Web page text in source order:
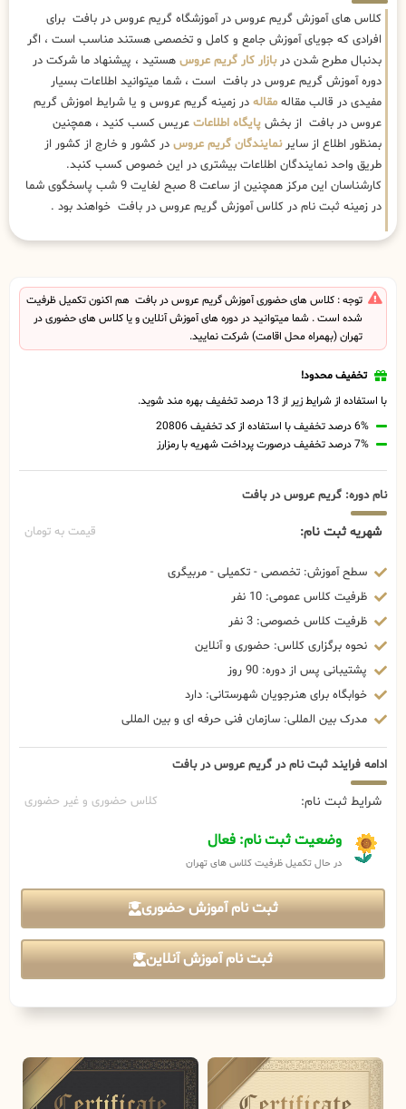
کلاس های آموزش گریم عروس در آموزشگاه گریم عروس در بافت برای
افرادی که جویای آموزش جامع و کامل و تخصصی هستند مناسب است ، اگر
بدنبال مطرح شدن دربازار کار گریم عروس هستید ، پیشنهاد ما شرکت در
دوره آموزش گریم عروس در بافت است ، شما میتوانید اطلاعات بسیار
مفیدی در قالب مقاله مقاله در زمینه گریم عروس و یا شرایط اموزش گریم
عروس در بافت از بخش پایگاه اطلاعات عریس کسب کنید ، همچنین
بمنظور اطلاع از سایرنمایندگان گریم عروس در کشور و خارج از کشور از
طریق واحد نمایندگان اطلاعات بیشتری در این خصوص کسب کنبد.
کارشناسان این مرکز همچنین از ساعت 8 صبح لغایت 9 شب پاسخگوی شما
در زمینه ثبت نام در کلاس آموزش گریم عروس در بافت خواهند بود .
توجه : کلاس های حضوری آموزش گریم عروس در بافت هم اکنون تکمیل ظرفیت
شده است . شما میتوانید در دوره های آموزش آنلاین و یا کلاس های حضوری در
تهران (بهمراه محل اقامت) شرکت نمایید.
تخفیف محدود!
با استفاده از شرایط زیر از 13 درصد تخفیف بهره مند شوید.
6% درصد تخفیف با استفاده از کد تخفیف 20806
7% درصد تخفیف درصورت پرداخت شهریه با رمزارز
نام دوره: گریم عروس در بافت
شهریه ثبت نام: قیمت به تومان
سطح آموزش: تخصصی - تکمیلی - مربیگری
ظرفیت کلاس عمومی: 10 نفر
ظرفیت کلاس خصوصی: 3 نفر
نحوه برگزاری کلاس: حضوری و آنلاین
پشتیبانی پس از دوره: 90 روز
خوابگاه برای هنرجویان شهرستانی: دارد
مدرک بین المللی: سازمان فنی حرفه ای و بین المللی
ادامه فرایند ثبت نام در گریم عروس در بافت
شرایط ثبت نام: کلاس حضوری و غیر حضوری
وضعیت ثبت نام: فعال
در حال تکمیل ظرفیت کلاس های تهران
ثبت نام آموزش حضوری
ثبت نام آموزش آنلاین